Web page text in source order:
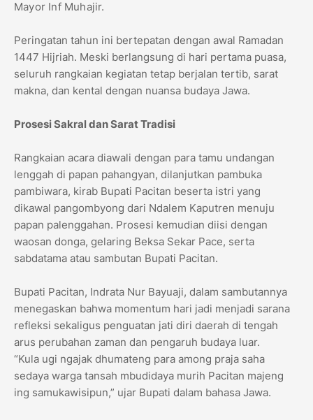
Mayor Inf Muhajir.
Peringatan tahun ini bertepatan dengan awal Ramadan
1447 Hijriah. Meski berlangsung di hari pertama puasa,
seluruh rangkaian kegiatan tetap berjalan tertib, sarat
makna, dan kental dengan nuansa budaya Jawa.
Prosesi Sakral dan Sarat Tradisi
Rangkaian acara diawali dengan para tamu undangan
lenggah di papan pahangyan, dilanjutkan pambuka
pambiwara, kirab Bupati Pacitan beserta istri yang
dikawal pangombyong dari Ndalem Kaputren menuju
papan palenggahan. Prosesi kemudian diisi dengan
waosan donga, gelaring Beksa Sekar Pace, serta
sabdatama atau sambutan Bupati Pacitan.
Bupati Pacitan, Indrata Nur Bayuaji, dalam sambutannya
menegaskan bahwa momentum hari jadi menjadi sarana
refleksi sekaligus penguatan jati diri daerah di tengah
arus perubahan zaman dan pengaruh budaya luar.
“Kula ugi ngajak dhumateng para among praja saha
sedaya warga tansah mbudidaya murih Pacitan majeng
ing samukawisipun,” ujar Bupati dalam bahasa Jawa.